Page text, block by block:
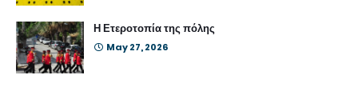
Η Ετεροτοπία της πόλης
May 27, 2026